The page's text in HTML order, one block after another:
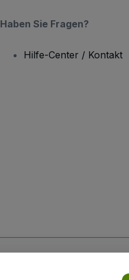
Haben Sie Fragen?
Hilfe-Center / Kontakt